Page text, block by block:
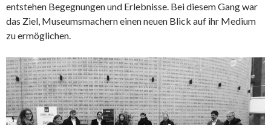
entstehen Begegnungen und Erlebnisse. Bei diesem Gang war
das Ziel, Museumsmachern einen neuen Blick auf ihr Medium
zu ermöglichen.